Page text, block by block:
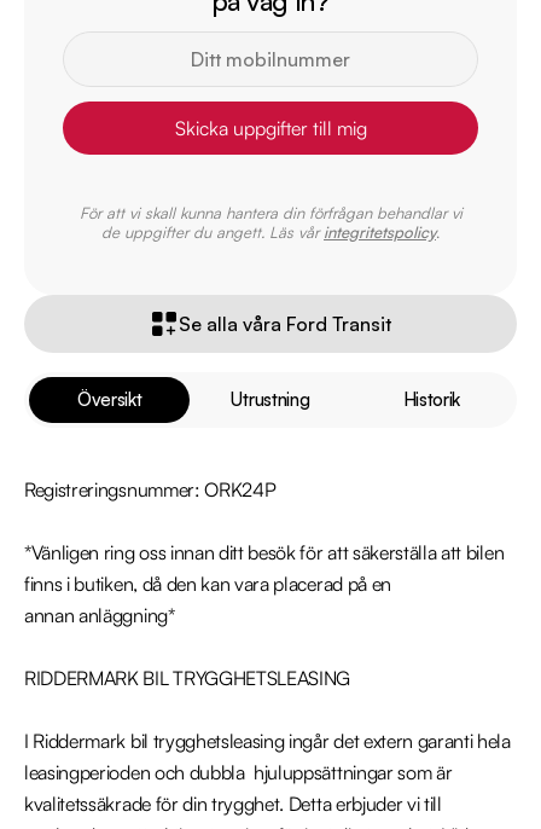
Översikt Utrustning Historik
Registreringsnummer: ORK24P
*Vänligen ring oss innan ditt besök för att säkerställa att bilen
finns i butiken, då den kan vara placerad på en
annan anläggning*
RIDDERMARK BIL TRYGGHETSLEASING
I Riddermark bil trygghetsleasing ingår det extern garanti hela
leasingperioden och dubbla  hjuluppsättningar som är
kvalitetssäkrade för din trygghet. Detta erbjuder vi till
Skicka uppgifter till mig
För att vi skall kunna hantera din förfrågan behandlar vi
de uppgifter du angett. Läs vårintegritetspolicy.
Se alla våra Ford Transit